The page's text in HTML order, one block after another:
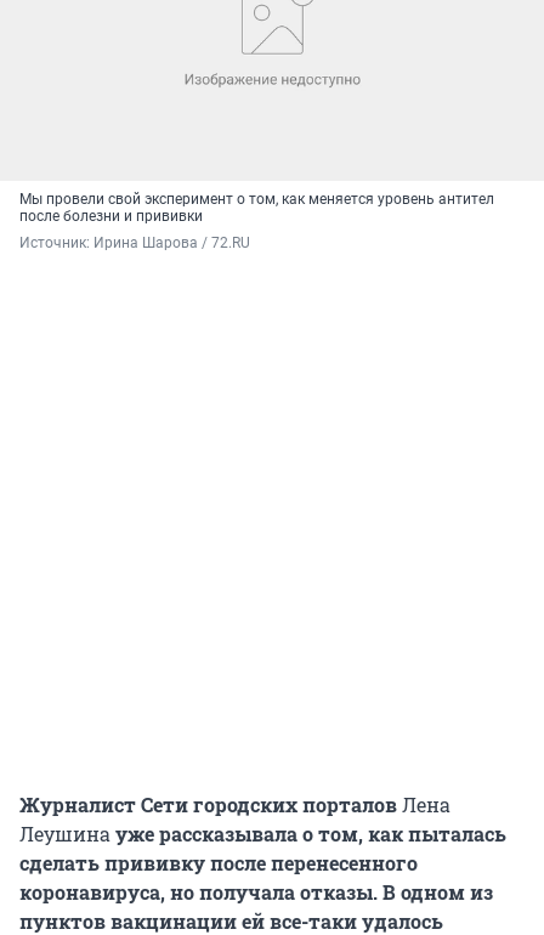
Мы провели свой эксперимент о том, как меняется уровень антител
после болезни и прививки
Источник: Ирина Шарова / 72.RU
Журналист Сети городских порталовЛена
Леушина уже рассказывала о том, как пыталась
сделать прививку после перенесенного
коронавируса, но получала отказы. В одном из
пунктов вакцинации ей все-таки удалось